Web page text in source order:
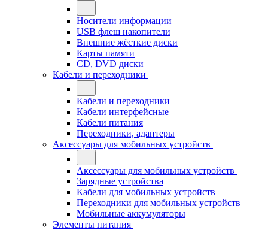
Носители информации
USB флеш накопители
Внешние жёсткие диски
Карты памяти
CD, DVD диски
Кабели и переходники
Кабели и переходники
Кабели интерфейсные
Кабели питания
Переходники, адаптеры
Аксессуары для мобильных устройств
Аксессуары для мобильных устройств
Зарядные устройства
Кабели для мобильных устройств
Переходники для мобильных устройств
Мобильные аккумуляторы
Элементы питания